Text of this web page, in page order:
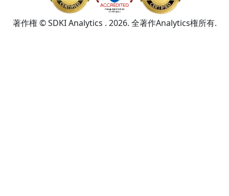
著作権 © SDKI Analytics . 2026. 全著作Analytics権所有.